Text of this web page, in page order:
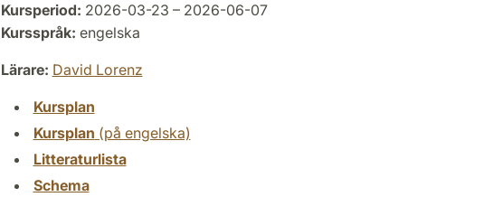
Kursperiod: 2026-03-23 – 2026-06-07
Kursspråk: engelska
Lärare: David Lorenz
Kursplan
Kursplan (på engelska)
Litteraturlista
Schema